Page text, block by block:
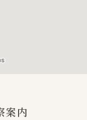
案内